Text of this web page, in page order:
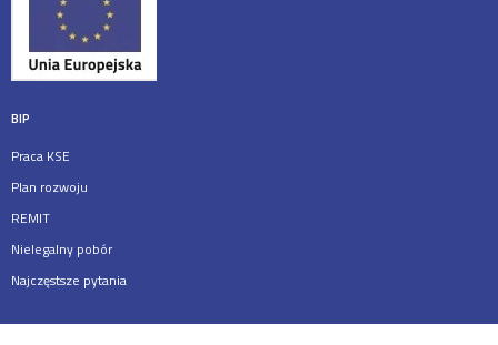
BIP
Praca KSE
Plan rozwoju
REMIT
Nielegalny pobór
Najczęstsze pytania